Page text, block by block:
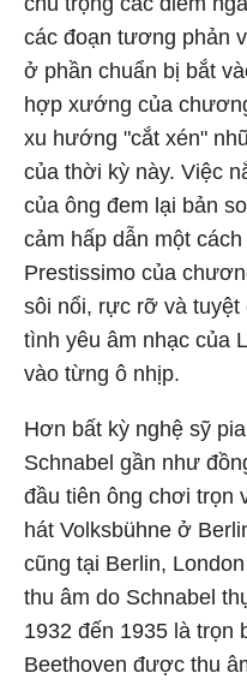
các đoạn tương phản
ở phần chuẩn bị bắt
hợp xướng của
xu hướng "cắt xén"
của thời kỳ này. Việc
của ông đem lại bản
cảm hấp dẫn một
Prestissimo của
sôi nổi, rực rỡ và tuyệt
tình yêu âm nhạc của
vào từng ô nhịp.
Hơn bất kỳ nghệ sỹ
Schnabel gần như
đầu tiên ông chơi trọn
hát Volksbühne ở
cũng tại Berlin,
thu âm do Schnabel
1932 đến 1935 là trọn
Beethoven được thu